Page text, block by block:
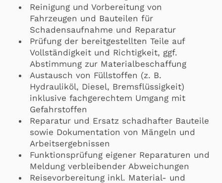
Reinigung und Vorbereitung von
Fahrzeugen und Bauteilen für
Schadensaufnahme und Reparatur
Prüfung der bereitgestellten Teile auf
Vollständigkeit und Richtigkeit, ggf.
Abstimmung zur Materialbeschaffung
Austausch von Füllstoffen (z. B.
Hydrauliköl, Diesel, Bremsflüssigkeit)
inklusive fachgerechtem Umgang mit
Gefahrstoffen
Reparatur und Ersatz schadhafter Bauteile
sowie Dokumentation von Mängeln und
Arbeitsergebnissen
Funktionsprüfung eigener Reparaturen und
Meldung verbleibender Abweichungen
Reisevorbereitung inkl. Material- und